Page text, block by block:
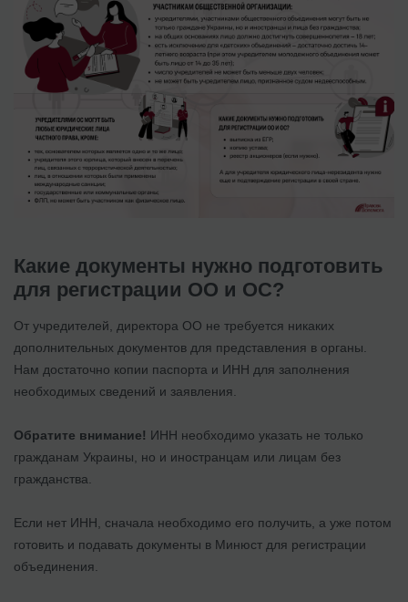
Какие документы нужно подготовить
для регистрации ОО и ОС?
От учредителей, директора ОО не требуется никаких
дополнительных документов для представления в органы.
Нам достаточно копии паспорта и ИНН для заполнения
необходимых сведений и заявления.
Обратите внимание! ИНН необходимо указать не только
гражданам Украины, но и иностранцам или лицам без
гражданства.
Если нет ИНН, сначала необходимо его получить, а уже потом
готовить и подавать документы в Минюст для регистрации
объединения.